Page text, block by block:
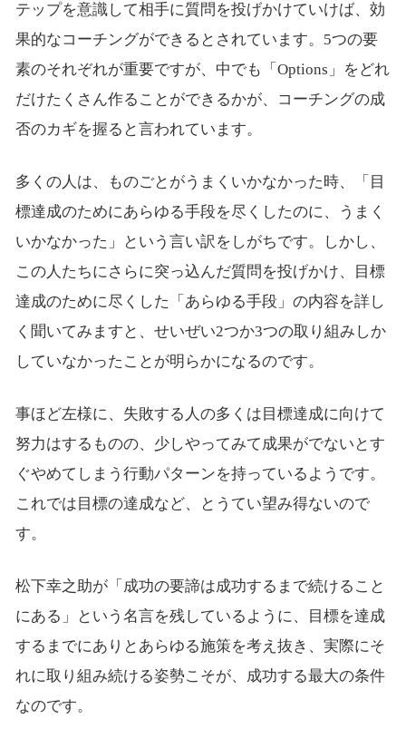
テップを意識して相手に質問を投げかけていけば、効
果的なコーチングができるとされています。5つの要
素のそれぞれが重要ですが、中でも「Options」をどれ
だけたくさん作ることができるかが、コーチングの成
否のカギを握ると言われています。
多くの人は、ものごとがうまくいかなかった時、「目
標達成のためにあらゆる手段を尽くしたのに、うまく
いかなかった」という言い訳をしがちです。しかし、
この人たちにさらに突っ込んだ質問を投げかけ、目標
達成のために尽くした「あらゆる手段」の内容を詳し
く聞いてみますと、せいぜい2つか3つの取り組みしか
していなかったことが明らかになるのです。
事ほど左様に、失敗する人の多くは目標達成に向けて
努力はするものの、少しやってみて成果がでないとす
ぐやめてしまう行動パターンを持っているようです。
これでは目標の達成など、とうてい望み得ないので
す。
松下幸之助が「成功の要諦は成功するまで続けること
にある」という名言を残しているように、目標を達成
するまでにありとあらゆる施策を考え抜き、実際にそ
れに取り組み続ける姿勢こそが、成功する最大の条件
なのです。